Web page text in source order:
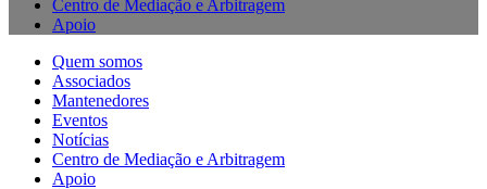
Centro de Mediação e Arbitragem
Apoio
Quem somos
Associados
Mantenedores
Eventos
Notícias
Centro de Mediação e Arbitragem
Apoio